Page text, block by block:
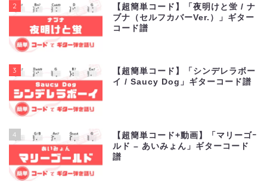
2
【超簡単コード】「夜明けと蛍 / ナ
ブナ（セルフカバーVer.）」ギター
コード譜
3
【超簡単コード】「シンデレラボー
イ / Saucy Dog」ギターコード譜
4
【超簡単コード+動画】「マリーゴｰ
ルド – あいみょん」ギターコード
譜